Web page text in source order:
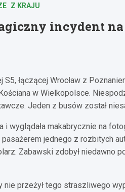
Z KRAJU
incydent na
łączącej Wrocław z
w Wielkopolsce.
Jeden z busów został
i wyglądała makabrycznie na
jednego z rozbitych
Zabawski zdobył niedawno
przeżył tego straszliwego